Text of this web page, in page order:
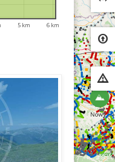
5 km 6 km